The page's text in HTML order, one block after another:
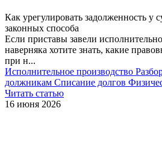
Как урегулировать задолженность у
законных способа
Если приставы завели
наверняка хотите знать, какие
при н...
Исполнительное производство
должникам Списание долгов
Читать статью
16 июня 2026